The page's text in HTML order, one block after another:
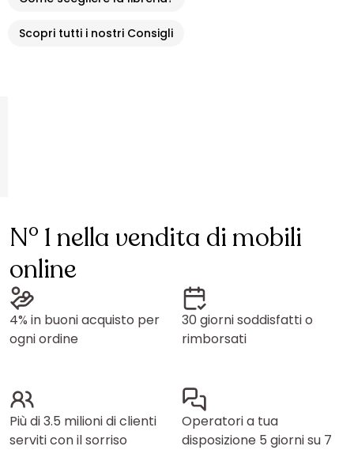
Scopri tutti i nostri Consigli
N° 1 nella vendita di mobili
online
4% in buoni acquisto per
ogni ordine
30 giorni soddisfatti o
rimborsati
Più di 3.5 milioni di clienti
serviti con il sorriso
Operatori a tua
disposizione 5 giorni su 7